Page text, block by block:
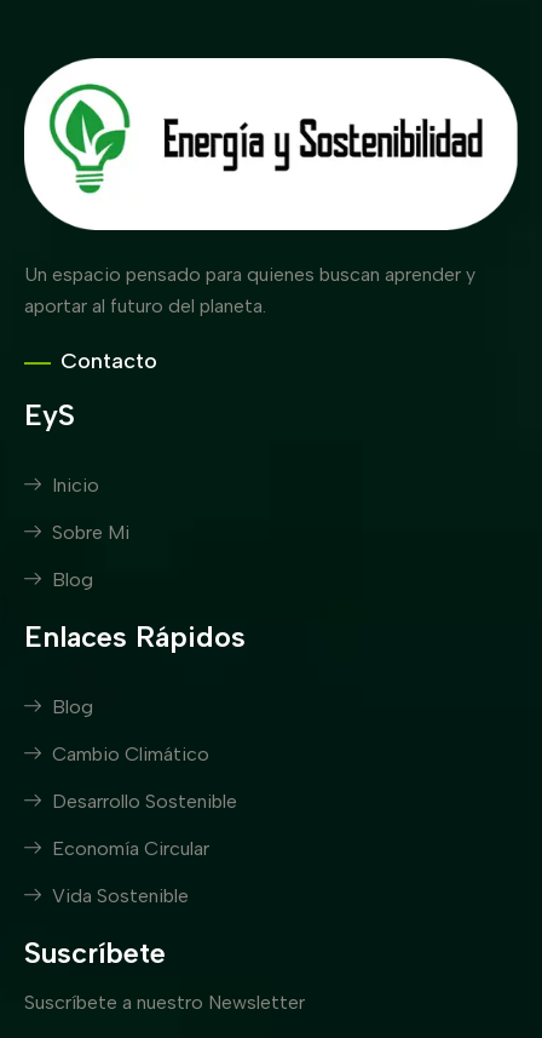
Un espacio pensado para quienes buscan aprender y
aportar al futuro del planeta.
Contacto
EyS
Inicio
Sobre Mi
Blog
Enlaces Rápidos
Blog
Cambio Climático
Desarrollo Sostenible
Economía Circular
Vida Sostenible
Suscríbete
Suscríbete a nuestro Newsletter